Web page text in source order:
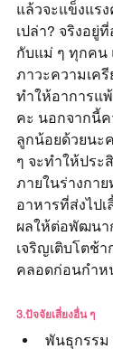
แล้วจะแข็งแร
เปล่า? จริงอยู่
กับแม่ ๆ ทุกค
ภาวะความเค
ทำให้อาการแ
คะ นอกจากนี้ค
ลูกน้อยด้วยนะ
ๆ จะทำให้ประ
ภายในร่างกา
อาหารที่ส่งไป
ผลให้ต่อพัฒนา
เจริญเติบโตช้
คลอดก่อนกำห
3.ปัจจัยเสี่ยงอื่น ๆ
พันธุกรรม